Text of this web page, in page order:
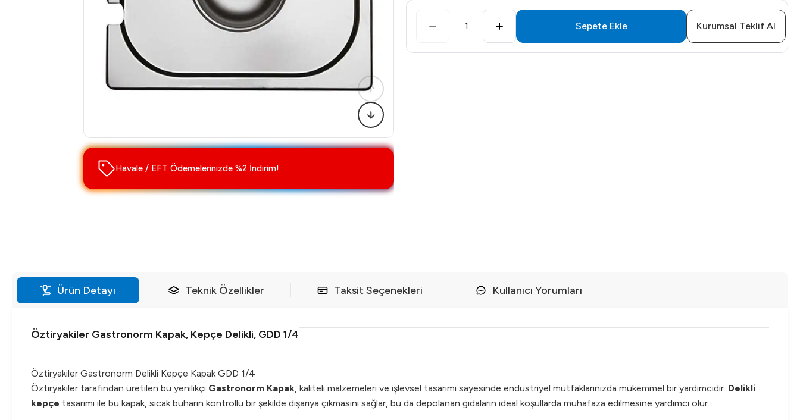
Havale / EFT Ödemelerinizde %2 İndirim!
1 Sepete Ekle Kurumsal Teklif Al
Ürün Detayı Teknik Özellikler Taksit Seçenekleri Kullanıcı Yorumları
Öztiryakiler Gastronorm Kapak, Kepçe Delikli, GDD 1/4
Öztiryakiler Gastronorm Delikli Kepçe Kapak GDD 1/4
Öztiryakiler tarafından üretilen bu yenilikçi Gastronorm Kapak, kaliteli malzemeleri ve işlevsel tasarımı sayesinde endüstriyel mutfaklarınızda mükemmel bir yardımcıdır. Delikli
kepçe tasarımı ile bu kapak, sıcak buharın kontrollü bir şekilde dışarıya çıkmasını sağlar, bu da depolanan gıdaların ideal koşullarda muhafaza edilmesine yardımcı olur.